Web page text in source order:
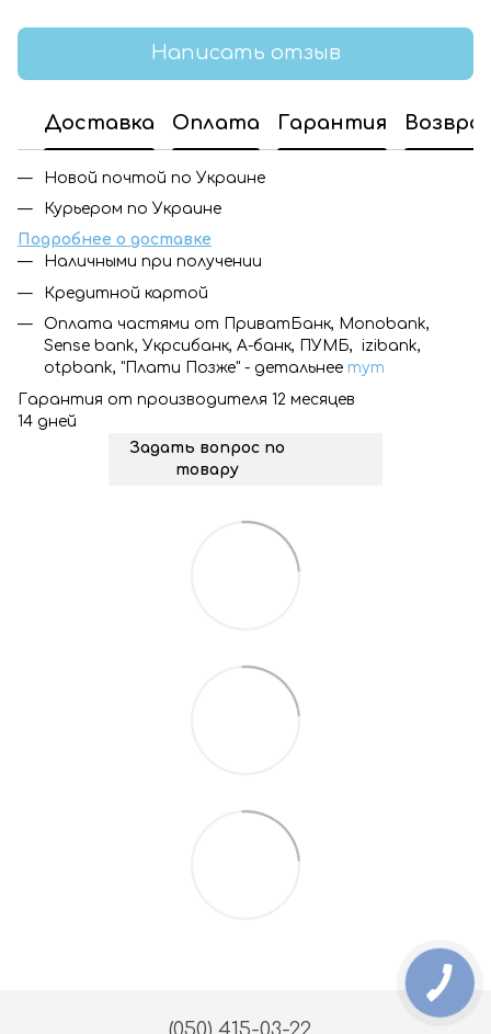
Написать отзыв
Доставка Оплата Гарантия
Новой почтой по Украине
Курьером по Украине
Подробнее о доставке
Наличными при получении
Кредитной картой
Оплата частями от ПриватБанк, Monobank,
Sense bank, Укрсибанк, А-банк, ПУМБ, izibank,
otpbank, "Плати Позже" - детальнее тут
Гарантия от производителя 12 месяцев
14 дней
Задать вопрос по
товару
(050) 415-03-22